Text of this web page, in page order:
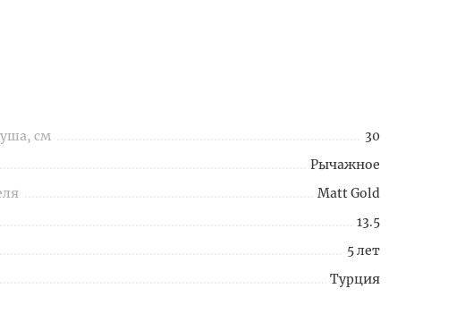
см
30
Рычажное
Matt Gold
13.5
5 лет
Турция